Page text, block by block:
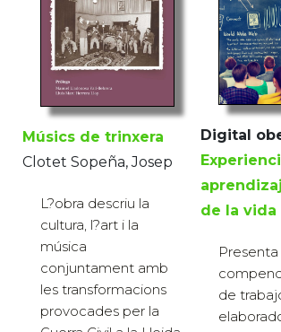
Músics de trinxera
Clotet Sopeña, Josep
L?obra descriu la
cultura, l?art i la
música
conjuntament amb
les transformacions
provocades per la
Digital
de la vida
Presenta
de